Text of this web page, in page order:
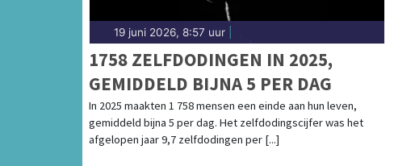
19 juni 2026, 8:57 uur
1758 ZELFDODINGEN IN 2025,
GEMIDDELD BIJNA 5 PER DAG
In 2025 maakten 1 758 mensen een einde aan hun leven,
gemiddeld bijna 5 per dag. Het zelfdodingscijfer was het
afgelopen jaar 9,7 zelfdodingen per [...]